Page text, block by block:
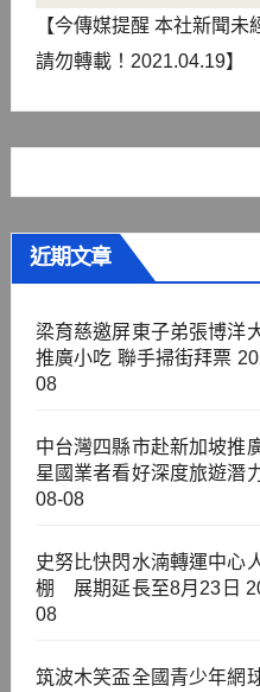
【今傳媒提醒 本社新聞未
請勿轉載！2021.04.19】
近期文章
梁育慈邀屏東子弟張博洋
推廣小吃 聯手掃街拜票
08
中台灣四縣市赴新加坡推
星國業者看好深度旅遊潛
08-08
史努比快閃水湳轉運中心
棚 展期延長至8月23日
08
筑波木笑盃全國青少年網